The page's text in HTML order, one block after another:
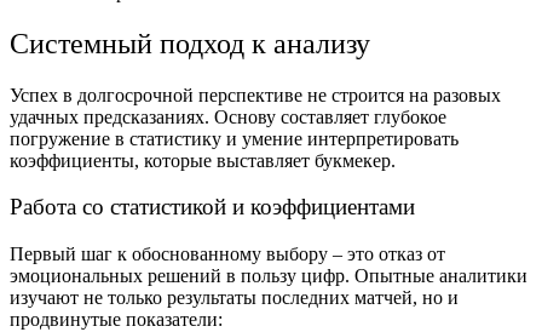
Системный подход к анализу
Успех в долгосрочной перспективе не строится на разовых
удачных предсказаниях. Основу составляет глубокое
погружение в статистику и умение интерпретировать
коэффициенты, которые выставляет букмекер.
Работа со статистикой и коэффициентами
Первый шаг к обоснованному выбору – это отказ от
эмоциональных решений в пользу цифр. Опытные аналитики
изучают не только результаты последних матчей, но и
продвинутые показатели: